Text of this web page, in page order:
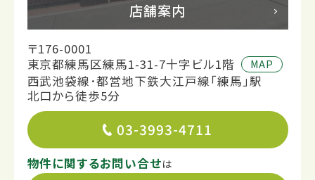
店舗案内
〒176-0001
東京都練馬区練馬1-31-7十字ビル1階
MAP
西武池袋線･都営地下鉄大江戸線「練馬」駅
北口から徒歩5分
03-3993-4711
物件に関するお問い合せは